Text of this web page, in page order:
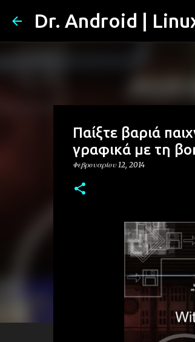
Dr. Android |
Παίξτε βαριά
γραφικά με τη
Φεβρουαρίου 12, 2014